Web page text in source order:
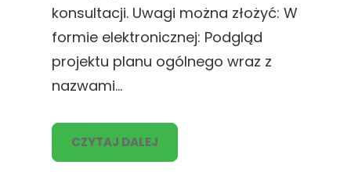
konsultacji. Uwagi można złożyć: W
formie elektronicznej: Podgląd
projektu planu ogólnego wraz z
nazwami…
CZYTAJ DALEJ